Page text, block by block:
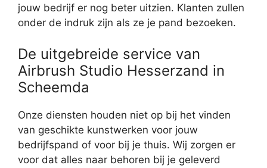
jouw bedrijf er nog beter uitzien. Klanten zullen
onder de indruk zijn als ze je pand bezoeken.
De uitgebreide service van
Airbrush Studio Hesserzand in
Scheemda
Onze diensten houden niet op bij het vinden
van geschikte kunstwerken voor jouw
bedrijfspand of voor bij je thuis. Wij zorgen er
voor dat alles naar behoren bij je geleverd